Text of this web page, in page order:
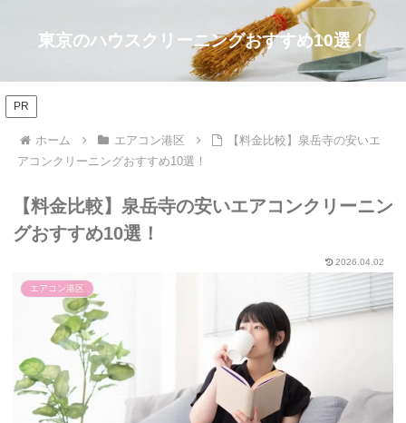
東京のハウスクリーニングおすすめ10選！
PR
ホーム エアコン港区
【料金比較】泉岳寺の安いエ
アコンクリーニングおすすめ10選！
【料金比較】泉岳寺の安いエアコンクリーニン
グおすすめ10選！
2026.04.02
エアコン港区